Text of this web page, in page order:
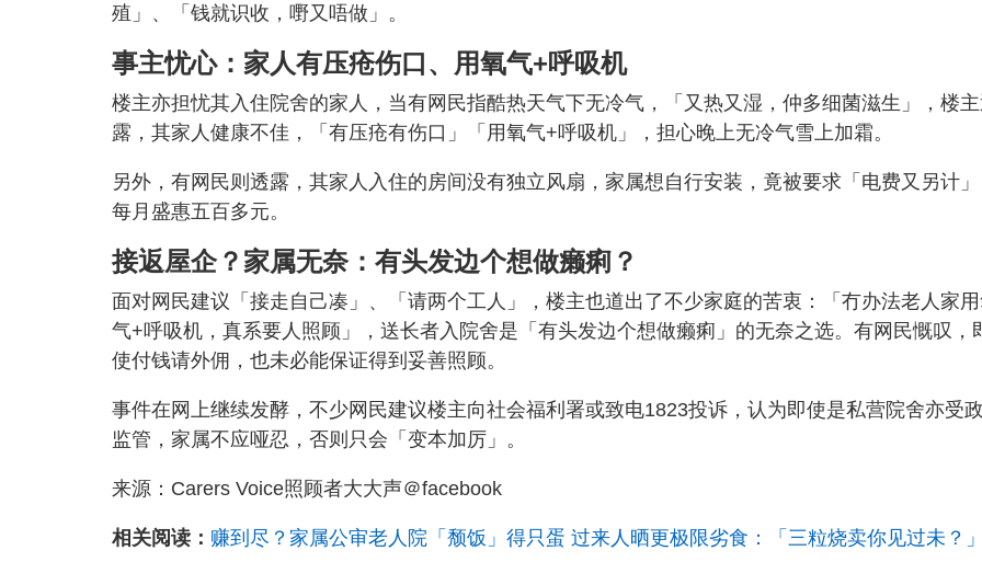
殖」、「钱就识收，嘢又唔做」。
事主忧心：家人有压疮伤口、用氧气+呼吸机
楼主亦担忧其入住院舍的家人，当有网民指酷热天气下无冷气，「又热又湿，仲多细菌滋生」，楼
露，其家人健康不佳，「有压疮有伤口」「用氧气+呼吸机」，担心晚上无冷气雪上加霜。
另外，有网民则透露，其家人入住的房间没有独立风扇，家属想自行安装，竟被要求「电费又另计」
每月盛惠五百多元。
接返屋企？家属无奈：有头发边个想做癞痢？
面对网民建议「接走自己凑」、「请两个工人」，楼主也道出了不少家庭的苦衷：「冇办法老人家
气+呼吸机，真系要人照顾」，送长者入院舍是「有头发边个想做癞痢」的无奈之选。有网民慨叹，
使付钱请外佣，也未必能保证得到妥善照顾。
事件在网上继续发酵，不少网民建议楼主向社会福利署或致电1823投诉，认为即使是私营院舍亦受
监管，家属不应哑忍，否则只会「变本加厉」。
来源：Carers Voice照顾者大大声＠facebook
相关阅读： 赚到尽？家属公审老人院「颓饭」得只蛋 过来人晒更极限劣食：「三粒烧卖你见过未？」